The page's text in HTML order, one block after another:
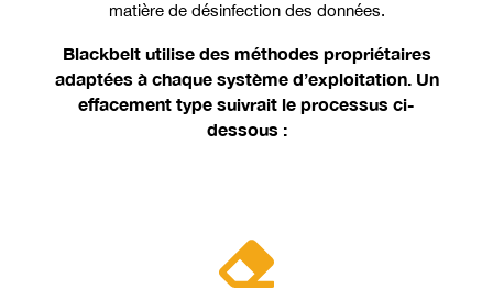
matière de désinfection des données.
Blackbelt utilise des méthodes propriétaires
adaptées à chaque système d’exploitation. Un
effacement type suivrait le processus ci-
dessous :